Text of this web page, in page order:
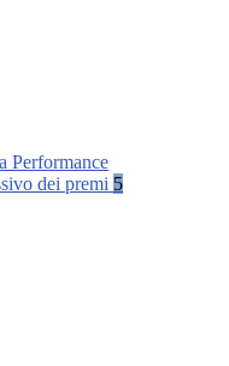
Performance
dei premi 5